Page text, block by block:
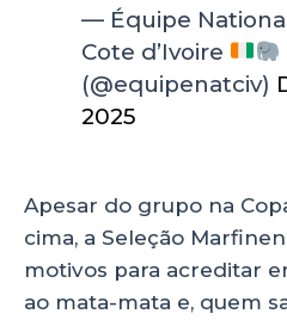
— Équipe
Cote d’Ivoire
(@equipenatciv)
2025
Apesar do grupo na
cima, a Seleção
motivos para acreditar
ao mata-mata e, quem